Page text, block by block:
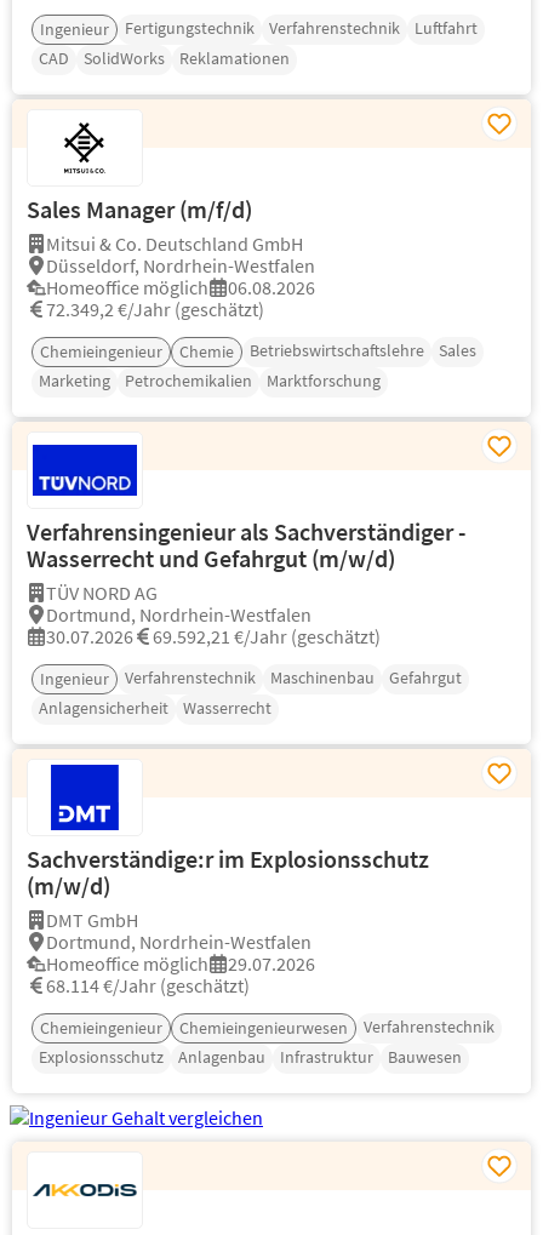
Ingenieur Fertigungstechnik Verfahrenstechnik
Luftfahrt
CAD
SolidWorks Reklamationen
Sales Manager (m/f/d)
Mitsui & Co. Deutschland GmbH
Düsseldorf, Nordrhein-Westfalen
Homeoffice möglich
06.08.2026
72.349,2 €/Jahr (geschätzt)
Chemieingenieur Chemie Betriebswirtschaftslehre
Sales
Marketing
Petrochemikalien Marktforschung
Verfahrensingenieur als Sachverständiger -
Wasserrecht und Gefahrgut (m/w/d)
TÜV NORD AG
Dortmund, Nordrhein-Westfalen
30.07.2026
69.592,21 €/Jahr (geschätzt)
Ingenieur Verfahrenstechnik Maschinenbau
Gefahrgut
Anlagensicherheit
Wasserrecht
Sachverständige:r im Explosionsschutz
(m/w/d)
DMT GmbH
Dortmund, Nordrhein-Westfalen
Homeoffice möglich
29.07.2026
68.114 €/Jahr (geschätzt)
Chemieingenieur Chemieingenieurwesen
Verfahrenstechnik
Explosionsschutz
Anlagenbau Infrastruktur Bauwesen